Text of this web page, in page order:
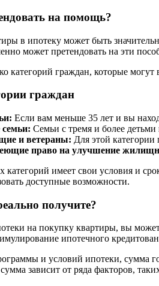
на помощь?
в ипотеку может быть
может претендовать на эти
категорий граждан, которые
граждан
Если вам меньше 35 лет и вы
Семьи с тремя и более
и ветераны: Для этой
право на улучшение
категорий имеет свои условия и
доступные возможности.
получите?
на покупку квартиры, вы
ипотечного
и условий ипотеки, сумма
зависит от ряда факторов,